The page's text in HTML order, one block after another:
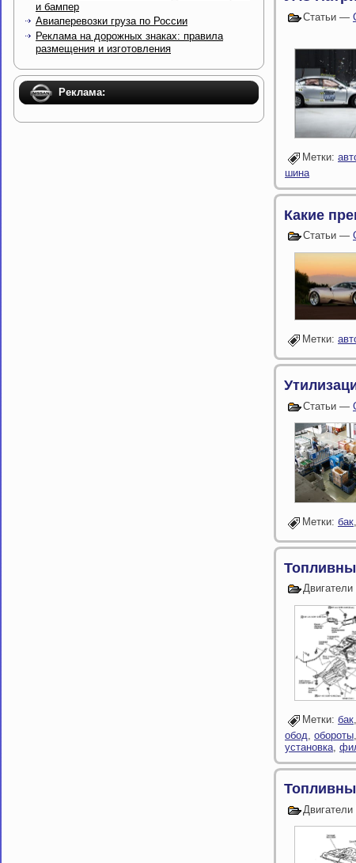
и бампер
Авиаперевозки груза по России
Реклама на дорожных знаках: правила
размещения и изготовления
Реклама:
Статьи —
Метки:
шина
Какие
Статьи —
Метки:
Статьи —
Метки: бак,
Метки: бак,
обод обороты
установка